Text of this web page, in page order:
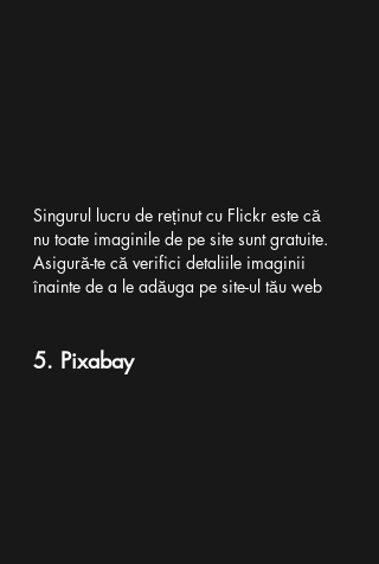
Singurul lucru de reținut cu Flickr este că
nu toate imaginile de pe site sunt gratuite.
Asigură-te că verifici detaliile imaginii
înainte de a le adăuga pe site-ul tău web
5. Pixabay